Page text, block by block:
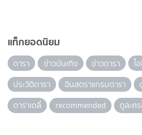
แท็กยอดนิยม
ดารา ข่าวบันเทิง ข่าวดารา
ไ
ประวัติดารา
อินสตราแกรมดารา
ดาราเดลี่
recommended ดูละค